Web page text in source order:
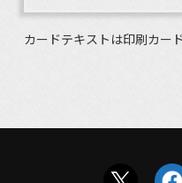
カードテキストは印刷カー